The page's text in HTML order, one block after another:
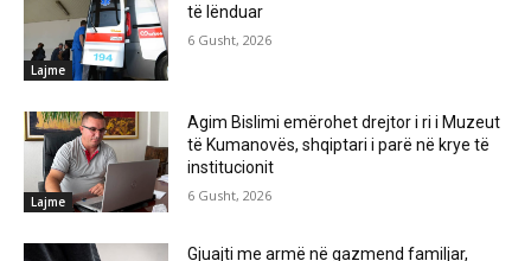
Lajme
të lënduar
6 Gusht, 2026
Lajme
Agim Bislimi emërohet drejtor i ri i Muzeut
të Kumanovës, shqiptari i parë në krye të
institucionit
6 Gusht, 2026
Gjuajti me armë në gazmend familjar,